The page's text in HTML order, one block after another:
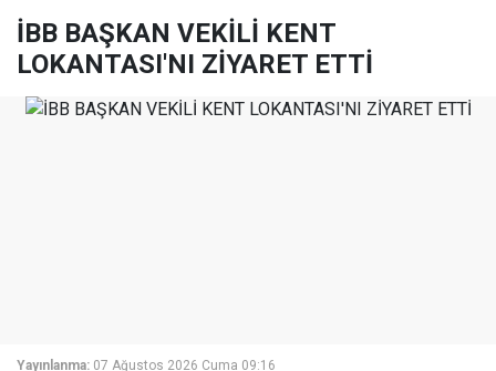
İBB BAŞKAN VEKİLİ KENT
LOKANTASI'NI ZİYARET ETTİ
Yayınlanma: 07 Ağustos 2026 Cuma 09:16